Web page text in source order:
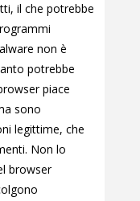
il che potrebbe
non è
potrebbe
piace
sono
legittime, che
Non lo
browser